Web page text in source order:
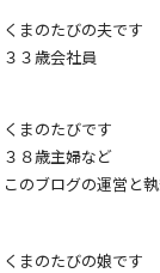
くまのたびの夫です
３３歳会社員
くまのたびです
３８歳主婦など
このブログの運営と
くまのたびの娘です